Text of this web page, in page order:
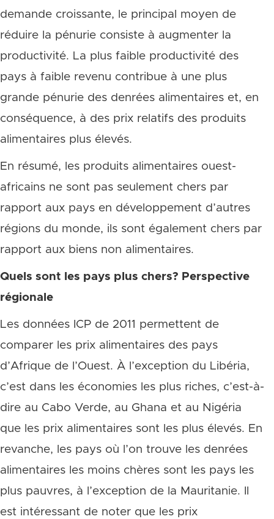
demande croissante, le principal moyen de
réduire la pénurie consiste à augmenter la
productivité. La plus faible productivité des
pays à faible revenu contribue à une plus
grande pénurie des denrées alimentaires et, en
conséquence, à des prix relatifs des produits
alimentaires plus élevés.
En résumé, les produits alimentaires ouest-
africains ne sont pas seulement chers par
rapport aux pays en développement d’autres
régions du monde, ils sont également chers par
rapport aux biens non alimentaires.
Quels sont les pays plus chers? Perspective
régionale
Les données ICP de 2011 permettent de
comparer les prix alimentaires des pays
d’Afrique de l’Ouest. À l’exception du Libéria,
c’est dans les économies les plus riches, c’est-à-
dire au Cabo Verde, au Ghana et au Nigéria
que les prix alimentaires sont les plus élevés. En
revanche, les pays où l’on trouve les denrées
alimentaires les moins chères sont les pays les
plus pauvres, à l’exception de la Mauritanie. Il
est intéressant de noter que les prix